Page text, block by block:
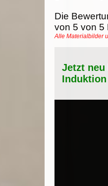
Die
von 5 von 5
Alle Materialbilder
Jetzt
Induktion